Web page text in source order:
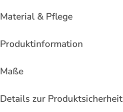
Material & Pflege
Produktinformation
Maße
Details zur Produktsicherheit